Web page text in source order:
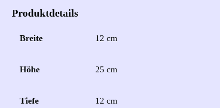
Produktdetails
Breite 12 cm
Höhe 25 cm
Tiefe 12 cm